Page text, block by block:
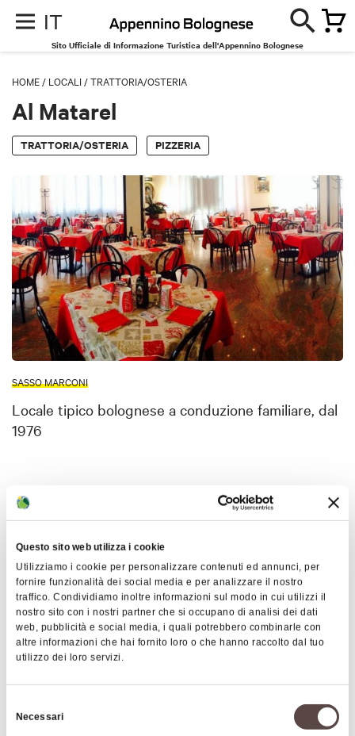
Questo sito web utilizza i cookie
Utilizziamo i cookie per personalizzare contenuti ed annunci, per
fornire funzionalità dei social media e per analizzare il nostro
traffico. Condividiamo inoltre informazioni sul modo in cui utilizzi il
nostro sito con i nostri partner che si occupano di analisi dei dati
web, pubblicità e social media, i quali potrebbero combinarle con
altre informazioni che hai fornito loro o che hanno raccolto dal tuo
utilizzo dei loro servizi.
delNecessari
IT
Sito Ufficiale di Informazione Turistica dell'Appennino Bolognese
HOME / LOCALI /TRATTORIA/OSTERIA
Al Matarel
TRATTORIA/OSTERIA PIZZERIA
SASSO MARCONI
Locale tipico bolognese a conduzione familiare, dal
1976
Mappa
+
−